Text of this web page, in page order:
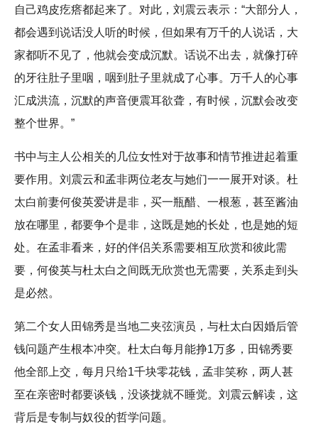
自己鸡皮疙瘩都起来了。对此，刘震云表示：“大部分人，
都会遇到说话没人听的时候，但如果有万千的人说话，大
家都听不见了，他就会变成沉默。话说不出去，就像打碎
的牙往肚子里咽，咽到肚子里就成了心事。万千人的心事
汇成洪流，沉默的声音便震耳欲聋，有时候，沉默会改变
整个世界。”
书中与主人公相关的几位女性对于故事和情节推进起着重
要作用。刘震云和孟非两位老友与她们一一展开对谈。杜
太白前妻何俊英爱讲是非，买一瓶醋、一根葱，甚至酱油
放在哪里，都要争个是非，这既是她的长处，也是她的短
处。在孟非看来，好的伴侣关系需要相互欣赏和彼此需
要，何俊英与杜太白之间既无欣赏也无需要，关系走到头
是必然。
第二个女人田锦秀是当地二夹弦演员，与杜太白因婚后管
钱问题产生根本冲突。杜太白每月能挣1万多，田锦秀要
他全部上交，每月只给1千块零花钱，孟非笑称，两人甚
至在亲密时都要谈钱，没谈拢就不睡觉。刘震云解读，这
背后是专制与奴役的哲学问题。